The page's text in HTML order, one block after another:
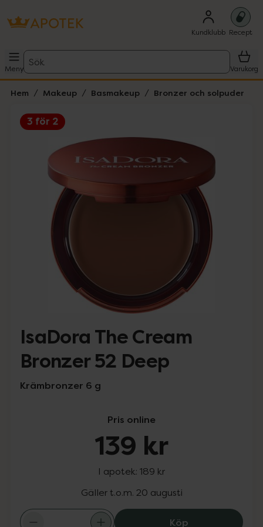
Kundklubb Recept
Meny
Sök
Varukorg
Hem Makeup Basmakeup Bronzer och solpuder
3 för 2
Lista: . Innehåller 3 objekt.
Hoppa över Lista
IsaDora The Cream
Bronzer 52 Deep
Krämbronzer 6 g
Pris online
139 kr
I apotek: 189 kr
Gäller t.o.m. 20 augusti
KöpIsaDora The